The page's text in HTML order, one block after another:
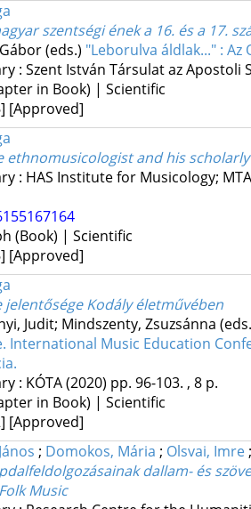
szentségi ének a 16. és a 17.
(eds.) "Leborulva áldlak..." :
: Szent István Társulat az Apostoli
in Book) | Scientific
[Approved]
ethnomusicologist and his
: HAS Institute for Musicology;
(Book) | Scientific
[Approved]
jelentősége Kodály életművében
Judit; Mindszenty, Zsuzsánna
International Music Education
: KÓTA(2020) pp. 96-103. , 8 p.
in Book) | Scientific
[Approved]
; Domokos, Mária ; Olsvai, Imre
dallam- és
Music